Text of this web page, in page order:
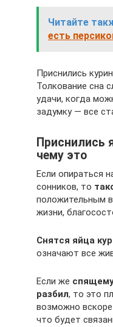
Читайте
есть
Приснились
Толкование сна
удачи, когда
задумку — все
Приснились
чему это
Если опираться
сонников, то
положительным
жизни,
Снятся яйца
означают все
Если же
разбил, то это
возможно
что будет